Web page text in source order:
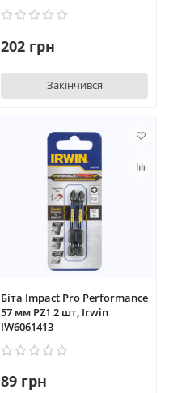
202 грн
Закінчився
Біта Impact Pro Performance
57 мм PZ1 2 шт, Irwin
IW6061413
89 грн